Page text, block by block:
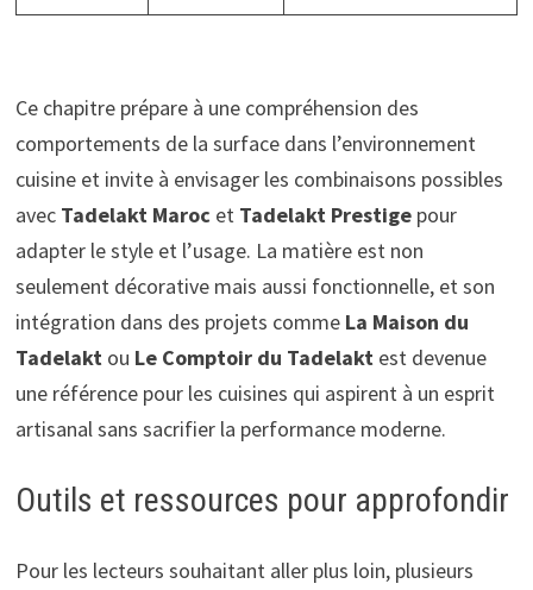
Ce chapitre prépare à une compréhension des
comportements de la surface dans l’environnement
cuisine et invite à envisager les combinaisons possibles
avec Tadelakt Maroc et Tadelakt Prestigepour
adapter le style et l’usage. La matière est non
seulement décorative mais aussi fonctionnelle, et son
intégration dans des projets comme La Maison du
Tadelaktou Le Comptoir du Tadelaktest devenue
une référence pour les cuisines qui aspirent à un esprit
artisanal sans sacrifier la performance moderne.
Outils et ressources pour approfondir
Pour les lecteurs souhaitant aller plus loin, plusieurs